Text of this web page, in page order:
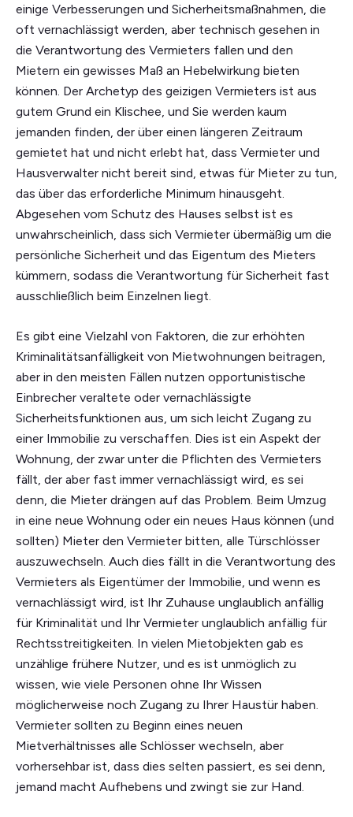
einige Verbesserungen und Sicherheitsmaßnahmen, die
oft vernachlässigt werden, aber technisch gesehen in
die Verantwortung des Vermieters fallen und den
Mietern ein gewisses Maß an Hebelwirkung bieten
können. Der Archetyp des geizigen Vermieters ist aus
gutem Grund ein Klischee, und Sie werden kaum
jemanden finden, der über einen längeren Zeitraum
gemietet hat und nicht erlebt hat, dass Vermieter und
Hausverwalter nicht bereit sind, etwas für Mieter zu tun,
das über das erforderliche Minimum hinausgeht.
Abgesehen vom Schutz des Hauses selbst ist es
unwahrscheinlich, dass sich Vermieter übermäßig um die
persönliche Sicherheit und das Eigentum des Mieters
kümmern, sodass die Verantwortung für Sicherheit fast
ausschließlich beim Einzelnen liegt.
Es gibt eine Vielzahl von Faktoren, die zur erhöhten
Kriminalitätsanfälligkeit von Mietwohnungen beitragen,
aber in den meisten Fällen nutzen opportunistische
Einbrecher veraltete oder vernachlässigte
Sicherheitsfunktionen aus, um sich leicht Zugang zu
einer Immobilie zu verschaffen. Dies ist ein Aspekt der
Wohnung, der zwar unter die Pflichten des Vermieters
fällt, der aber fast immer vernachlässigt wird, es sei
denn, die Mieter drängen auf das Problem. Beim Umzug
in eine neue Wohnung oder ein neues Haus können (und
sollten) Mieter den Vermieter bitten, alle Türschlösser
auszuwechseln. Auch dies fällt in die Verantwortung des
Vermieters als Eigentümer der Immobilie, und wenn es
vernachlässigt wird, ist Ihr Zuhause unglaublich anfällig
für Kriminalität und Ihr Vermieter unglaublich anfällig für
Rechtsstreitigkeiten. In vielen Mietobjekten gab es
unzählige frühere Nutzer, und es ist unmöglich zu
wissen, wie viele Personen ohne Ihr Wissen
möglicherweise noch Zugang zu Ihrer Haustür haben.
Vermieter sollten zu Beginn eines neuen
Mietverhältnisses alle Schlösser wechseln, aber
vorhersehbar ist, dass dies selten passiert, es sei denn,
jemand macht Aufhebens und zwingt sie zur Hand.